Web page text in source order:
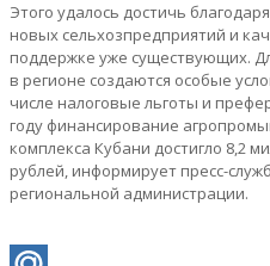
Этого удалось достичь
новых сельхозпредприятий и
поддержке уже существующих.
в регионе создаются особые
числе налоговые льготы и
году финансирование
комплекса Кубани достигло 8,2
рублей, информирует пресс-
региональной администрации.